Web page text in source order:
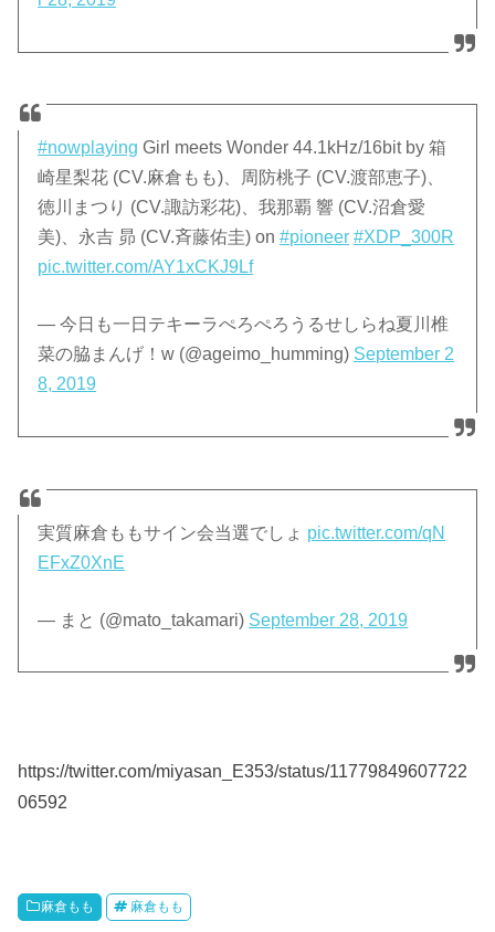
#nowplaying Girl meets Wonder 44.1kHz/16bit by 箱
崎星梨花 (CV.麻倉もも)、周防桃子 (CV.渡部恵子)、
徳川まつり (CV.諏訪彩花)、我那覇 響 (CV.沼倉愛
美)、永吉 昴 (CV.斉藤佑圭) on#pioneer #XDP_300R
pic.twitter.com/AY1xCKJ9Lf
— 今日も一日テキーラぺろぺろうるせしらね夏川椎
菜の脇まんげ！w (@ageimo_humming) September 2
8, 2019
実質麻倉ももサイン会当選でしょ pic.twitter.com/qN
EFxZ0XnE
— まと (@mato_takamari) September 28, 2019
https://twitter.com/miyasan_E353/status/11779849607722
06592
麻倉もも 麻倉もも